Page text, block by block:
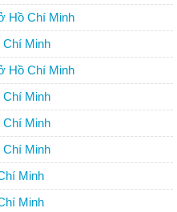
Hồ Chí Minh
Chí Minh
Hồ Chí Minh
Chí Minh
Chí Minh
Chí Minh
Minh
Minh